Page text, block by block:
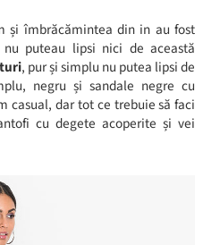
și îmbrăcămintea din in au fost
puteau lipsi nici de această
, pur și simplu nu putea lipsi de
negru și sandale negre cu
casual, dar tot ce trebuie să faci
cu degete acoperite și vei